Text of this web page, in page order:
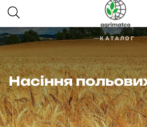
КАТАЛОГ
Насіння